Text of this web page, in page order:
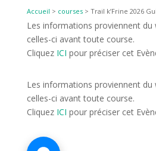
Accueil > courses> Trail k’Frine 2026
Les informations proviennent du
celles-ci avant toute course.
Cliquez ICI pour préciser cet
Les informations proviennent du
celles-ci avant toute course.
Cliquez ICI pour préciser cet